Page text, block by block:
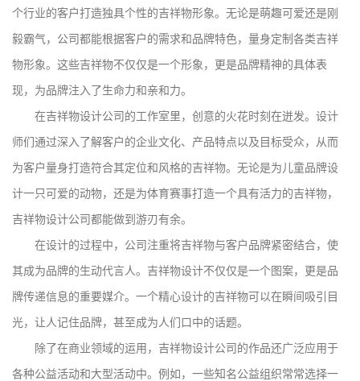
个行业的客户打造独具个性的吉祥物形象。无论是萌趣可爱还是刚
毅霸气，公司都能根据客户的需求和品牌特色，量身定制各类吉祥
物形象。这些吉祥物不仅仅是一个形象，更是品牌精神的具体表
现，为品牌注入了生命力和亲和力。
在吉祥物设计公司的工作室里，创意的火花时刻在迸发。设计
师们通过深入了解客户的企业文化、产品特点以及目标受众，从而
为客户量身打造符合其定位和风格的吉祥物。无论是为儿童品牌设
计一只可爱的动物，还是为体育赛事打造一个具有活力的吉祥物，
吉祥物设计公司都能做到游刃有余。
在设计的过程中，公司注重将吉祥物与客户品牌紧密结合，使
其成为品牌的生动代言人。吉祥物设计不仅仅是一个图案，更是品
牌传递信息的重要媒介。一个精心设计的吉祥物可以在瞬间吸引目
光，让人记住品牌，甚至成为人们口中的话题。
除了在商业领域的运用，吉祥物设计公司的作品还广泛应用于
各种公益活动和大型活动中。例如，一些知名公益组织常常选择一